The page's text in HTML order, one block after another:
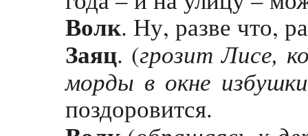
Волк. Ну, разве что,
Заяц. (грозит Лисе,
морды в окне избушки
поздоровится.